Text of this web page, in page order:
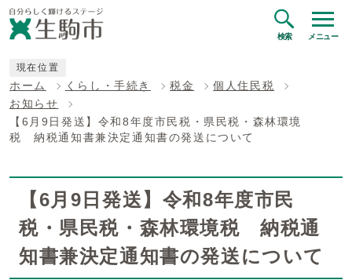
検索 メニュー
現在位置
ホーム くらし・手続き 税金
個人住民税
お知らせ
【6月9日発送】令和8年度市民税・県民税・森林環境
税 納税通知書兼決定通知書の発送について
【6月9日発送】令和8年度市民
税・県民税・森林環境税 納税通
知書兼決定通知書の発送について